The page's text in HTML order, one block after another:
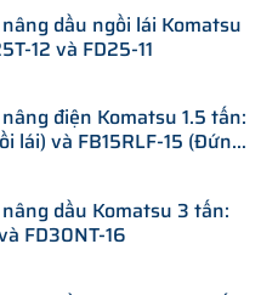
dầu ngồi lái Komatsu
12 và FD25-11
điện Komatsu 1.5 tấn:
lái) và FB15RLF-15 (Đứng
dầu Komatsu 3 tấn:
FD30NT-16